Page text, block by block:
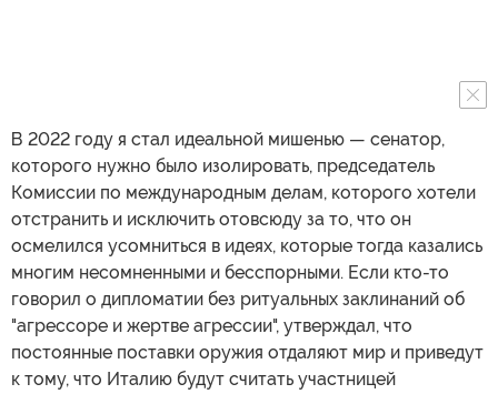
В 2022 году я стал идеальной мишенью — сенатор,
которого нужно было изолировать, председатель
Комиссии по международным делам, которого хотели
отстранить и исключить отовсюду за то, что он
осмелился усомниться в идеях, которые тогда казались
многим несомненными и бесспорными. Если кто-то
говорил о дипломатии без ритуальных заклинаний об
"агрессоре и жертве агрессии", утверждал, что
постоянные поставки оружия отдаляют мир и приведут
к тому, что Италию будут считать участницей